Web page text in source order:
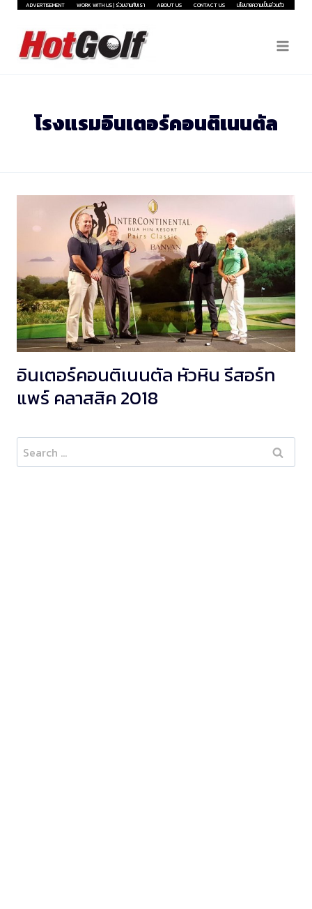
Skip
content
ADVERTISEMENT WORK WITH US | ร่วมงานกับเรา ABOUT US CONTACT US นโยบายความเป็นส่วนตัว
โรงแรมอินเตอร์คอนติเนนตัล
อินเตอร์คอนติเนนตัล หัวหิน รีสอร์ท
แพร์ คลาสสิค 2018
Search
for: